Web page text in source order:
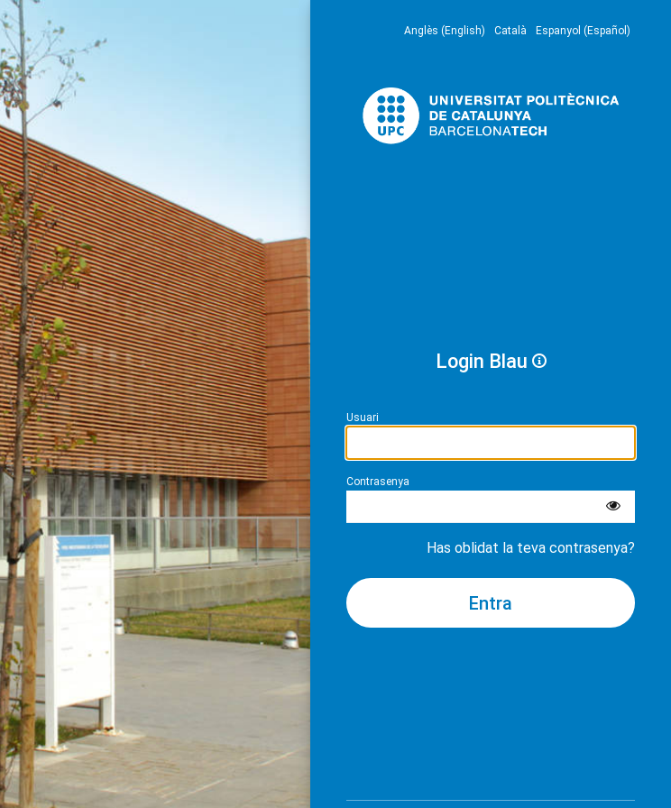
Anglès (English) Català Espanyol (Español)
Login Blau
Usuari
Contrasenya
Has oblidat la teva contrasenya?